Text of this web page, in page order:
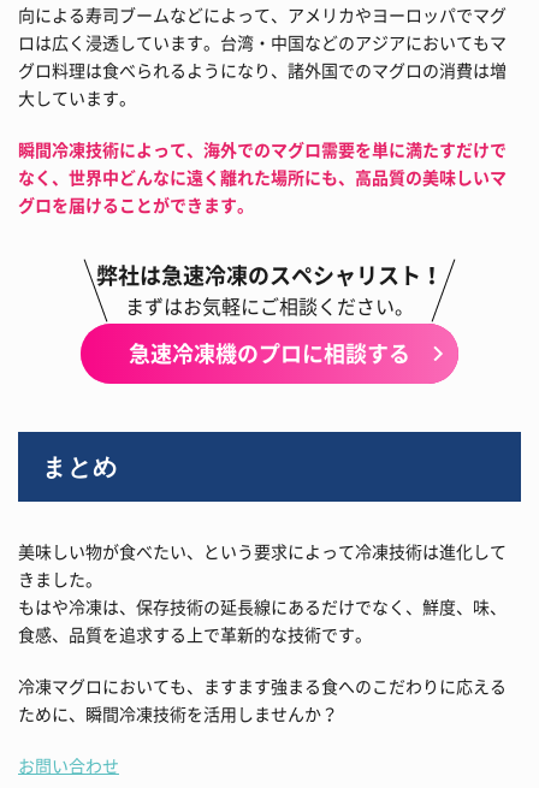
向による寿司ブームなどによって、アメリカやヨーロッパでマグ
ロは広く浸透しています。台湾・中国などのアジアにおいてもマ
グロ料理は食べられるようになり、諸外国でのマグロの消費は増
大しています。
瞬間冷凍技術によって、海外でのマグロ需要を単に満たすだけで
なく、世界中どんなに遠く離れた場所にも、高品質の美味しいマ
グロを届けることができます。
弊社は急速冷凍のスペシャリスト！
まずはお気軽にご相談ください。
急速冷凍機のプロに相談する
まとめ
美味しい物が食べたい、という要求によって冷凍技術は進化して
きました。
もはや冷凍は、保存技術の延長線にあるだけでなく、鮮度、味、
食感、品質を追求する上で革新的な技術です。
冷凍マグロにおいても、ますます強まる食へのこだわりに応える
ために、瞬間冷凍技術を活用しませんか？
お問い合わせ